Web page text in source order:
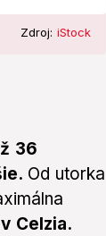
Zdroj: iStock
36
Od utorka
Celzia.